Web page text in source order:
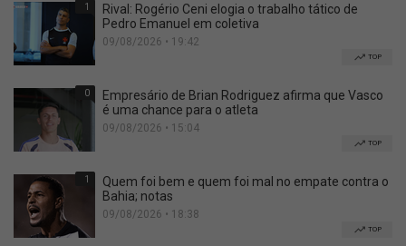
1
Rival: Rogério Ceni elogia o trabalho tático de
Pedro Emanuel em coletiva
09/08/2026 • 19:42
TOP
0
Empresário de Brian Rodriguez afirma que Vasco
é uma chance para o atleta
09/08/2026 • 15:04
TOP
1
Quem foi bem e quem foi mal no empate contra o
Bahia; notas
09/08/2026 • 18:38
TOP